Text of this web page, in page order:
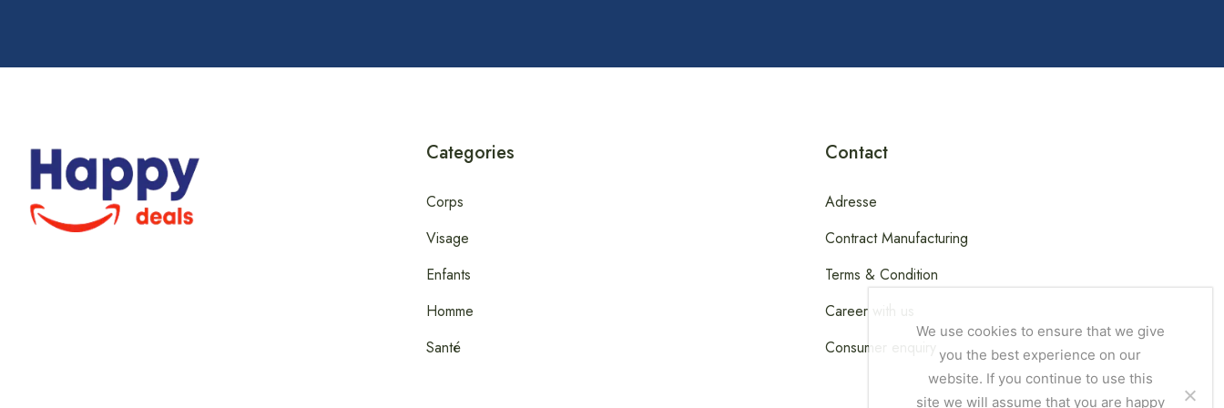
Categories
Corps
Visage
Enfants
Homme
Santé
Contact
Adresse
Contract Manufacturing
Terms & Condition
Career with us
Consumer enquiry
We use cookies to ensure that we give
you the best experience on our
website. If you continue to use this
site we will assume that you are happy